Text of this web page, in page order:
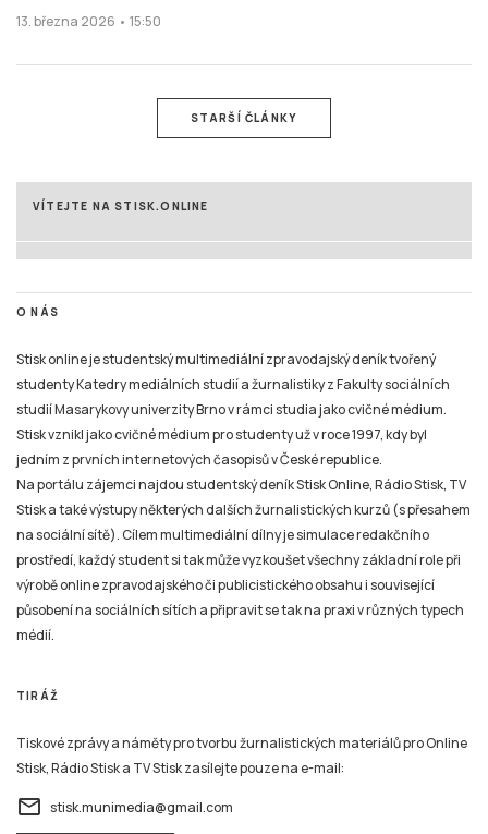
13. března 2026 • 15:50
STARŠÍ ČLÁNKY
VÍTEJTE NA STISK.ONLINE
O NÁS
Stisk online je studentský multimediální zpravodajský deník tvořený
studenty Katedry mediálních studií a žurnalistiky z Fakulty sociálních
studií Masarykovy univerzity Brno v rámci studia jako cvičné médium.
Stisk vznikl jako cvičné médium pro studenty už v roce 1997, kdy byl
jedním z prvních internetových časopisů v České republice.
Na portálu zájemci najdou studentský deník Stisk Online, Rádio Stisk, TV
Stisk a také výstupy některých dalších žurnalistických kurzů (s přesahem
na sociální sítě). Cílem multimediální dílny je simulace redakčního
prostředí, každý student si tak může vyzkoušet všechny základní role při
výrobě online zpravodajského či publicistického obsahu i související
působení na sociálních sítích a připravit se tak na praxi v různých typech
médií.
TIRÁŽ
Tiskové zprávy a náměty pro tvorbu žurnalistických materiálů pro Online
Stisk, Rádio Stisk a TV Stisk zasílejte pouze na e-mail:
email stisk.munimedia@gmail.com